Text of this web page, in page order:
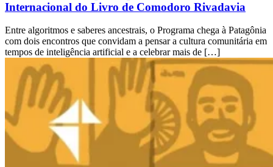
Internacional do Livro de Comodoro Rivadavia
Entre algoritmos e saberes ancestrais, o Programa chega à Patagônia
com dois encontros que convidam a pensar a cultura comunitária em
tempos de inteligência artificial e a celebrar mais de […]